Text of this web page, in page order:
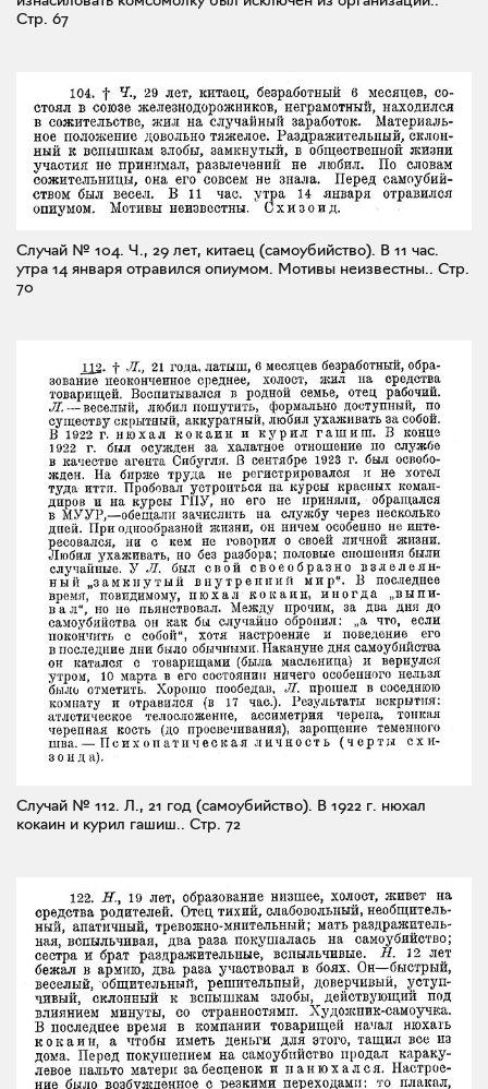
Стр. 67
Случай № 104. Ч., 29 лет, китаец (самоубийство). В 11 час.
утра 14 января отравился опиумом. Мотивы неизвестны.. Стр.
70
Случай № 112. Л., 21 год (самоубийство). В 1922 г. нюхал
кокаин и курил гашиш.. Стр. 72